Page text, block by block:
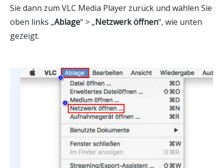
Sie dann zum VLC Media Player zurück und wählen Sie
oben links „Ablage“ > „Netzwerk öffnen“, wie unten
gezeigt.